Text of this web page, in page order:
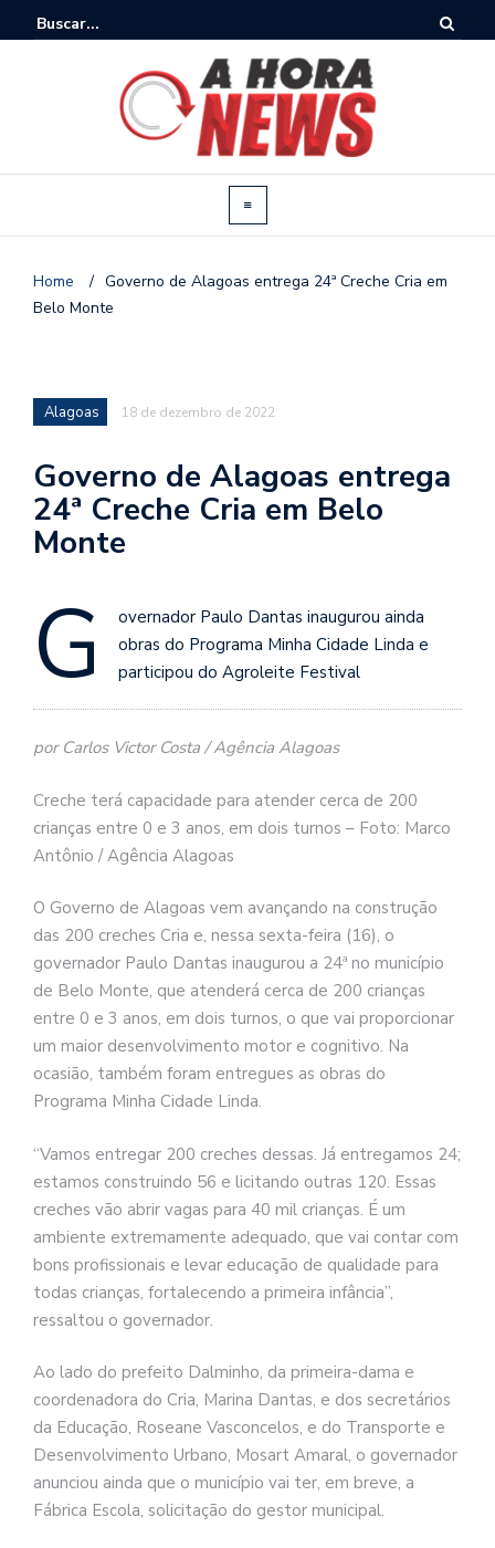
Home / Governo de Alagoas entrega 24ª Creche Cria em
Belo Monte
Alagoas 18 de dezembro de 2022
Governo de Alagoas entrega
24ª Creche Cria em Belo
Monte
G
overnador Paulo Dantas inaugurou ainda
obras do Programa Minha Cidade Linda e
participou do Agroleite Festival
por Carlos Victor Costa / Agência Alagoas
Creche terá capacidade para atender cerca de 200
crianças entre 0 e 3 anos, em dois turnos – Foto: Marco
Antônio / Agência Alagoas
O Governo de Alagoas vem avançando na construção
das 200 creches Cria e, nessa sexta-feira (16), o
governador Paulo Dantas inaugurou a 24ª no município
de Belo Monte, que atenderá cerca de 200 crianças
entre 0 e 3 anos, em dois turnos, o que vai proporcionar
um maior desenvolvimento motor e cognitivo. Na
ocasião, também foram entregues as obras do
Programa Minha Cidade Linda.
“Vamos entregar 200 creches dessas. Já entregamos 24;
estamos construindo 56 e licitando outras 120. Essas
creches vão abrir vagas para 40 mil crianças. É um
ambiente extremamente adequado, que vai contar com
bons profissionais e levar educação de qualidade para
todas crianças, fortalecendo a primeira infância”,
ressaltou o governador.
Ao lado do prefeito Dalminho, da primeira-dama e
coordenadora do Cria, Marina Dantas, e dos secretários
da Educação, Roseane Vasconcelos, e do Transporte e
Desenvolvimento Urbano, Mosart Amaral, o governador
anunciou ainda que o município vai ter, em breve, a
Fábrica Escola, solicitação do gestor municipal.